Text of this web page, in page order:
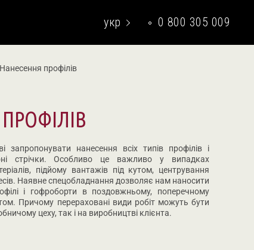
0 800 305 009
укр
Нанесення профілів
запропонувати нанесення всіх типів профілів і
стрічки. Особливо це важливо у випадках
підйому вантажів під кутом, центрування
Наявне спецобладнання дозволяє нам наносити
і гофроборти в поздовжньому, поперечному
Причому перераховані види робіт можуть бути
цеху, так і на виробництві клієнта.